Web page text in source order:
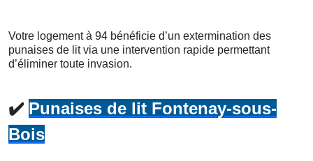
Votre logement à 94 bénéficie d’un extermination des
punaises de lit via une intervention rapide permettant
d’éliminer toute invasion.
✔️ Punaises de lit Fontenay-sous-
Bois